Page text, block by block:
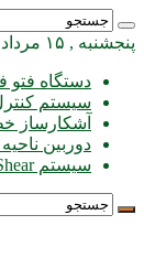
پنجشنبه , ۱۵ مرداد ۱۴۰۵ ساعت ۵:۰۵ ق.ظ
دستگاه فتو
سیستم
آشکارساز
دوربین
سیستم Flying Shear